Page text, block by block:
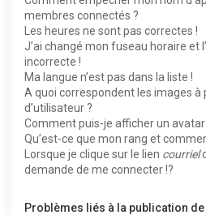
membres connectés ?
Les heures ne sont pas correctes !
J’ai changé mon fuseau horaire et
incorrecte !
Ma langue n’est pas dans la liste !
A quoi correspondent les images
d’utilisateur ?
Comment puis-je afficher un avatar
Qu’est-ce que mon rang et
Lorsque je clique sur le lien courriel
demande de me connecter !?
Problèmes liés à la publication